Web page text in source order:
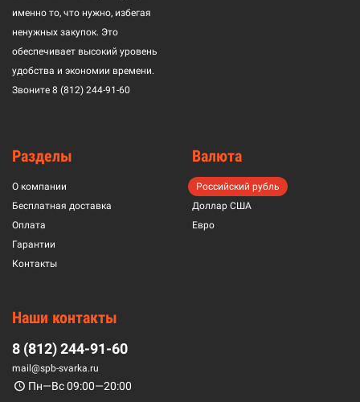
именно то, что нужно, избегая
ненужных закупок. Это
обеспечивает высокий уровень
удобства и экономии времени.
Звоните 8 (812) 244-91-60
Разделы
О компании
Бесплатная доставка
Оплата
Гарантии
Контакты
Валюта
Российский рубль
Доллар США
Евро
Наши контакты
8 (812) 244-91-60
mail@spb-svarka.ru
Пн—Вс 09:00—20:00